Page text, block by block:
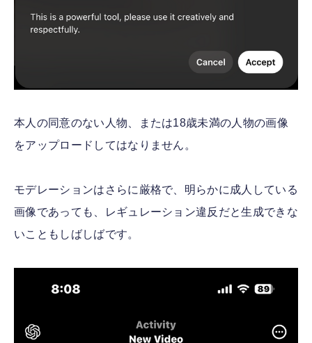
本人の同意のない人物、または18歳未満の人物の画像
をアップロードしてはなりません。
モデレーションはさらに厳格で、明らかに成人している
画像であっても、レギュレーション違反だと生成できな
いこともしばしばです。